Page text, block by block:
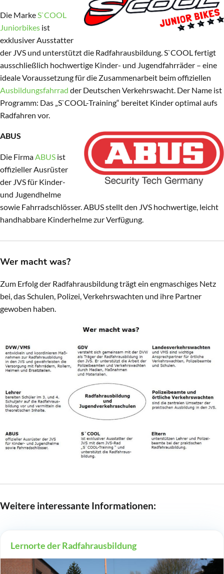
Die MarkeS`COOL
Juniorbikes ist
exklusiver Ausstatter
der JVS und unterstützt die Radfahrausbildung. S`COOL fertigt
ausschließlich hochwertige Kinder- und Jugendfahrräder – eine
ideale Voraussetzung für die Zusammenarbeit beim offiziellen
Ausbildungsfahrrad der Deutschen Verkehrswacht. Der Name ist
Programm: Das „S`COOL-Training“ bereitet Kinder optimal aufs
Radfahren vor.
ABUS
Die FirmaABUS ist
offizieller Ausrüster
der JVS für Kinder-
und Jugendhelme
sowie Fahrradschlösser. ABUS stellt den JVS hochwertige, leicht
handhabbare Kinderhelme zur Verfügung.
Wer macht was?
Zum Erfolg der Radfahrausbildung trägt ein engmaschiges Netz
bei, das Schulen, Polizei, Verkehrswachten und ihre Partner
gewoben haben.
Weitere interessante Informationen:
Lernorte der Radfahrausbildung